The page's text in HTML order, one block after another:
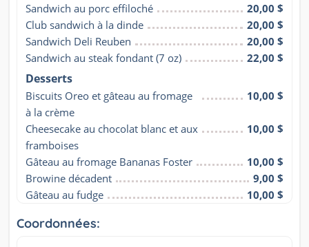
Sandwich au porc effiloché
20,00 $
Club sandwich à la dinde
20,00 $
Sandwich Deli Reuben
20,00 $
Sandwich au steak fondant (7 oz)
22,00 $
Desserts
Biscuits Oreo et gâteau au fromage
à la crème
10,00 $
Cheesecake au chocolat blanc et aux
framboises
10,00 $
Gâteau au fromage Bananas Foster
10,00 $
Browine décadent
9,00 $
Gâteau au fudge
10,00 $
Coordonnées: